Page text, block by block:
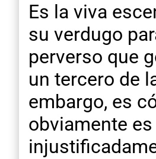
Es la viva
su verdugo
perverso que
un tercero de
embargo, es
obviamente